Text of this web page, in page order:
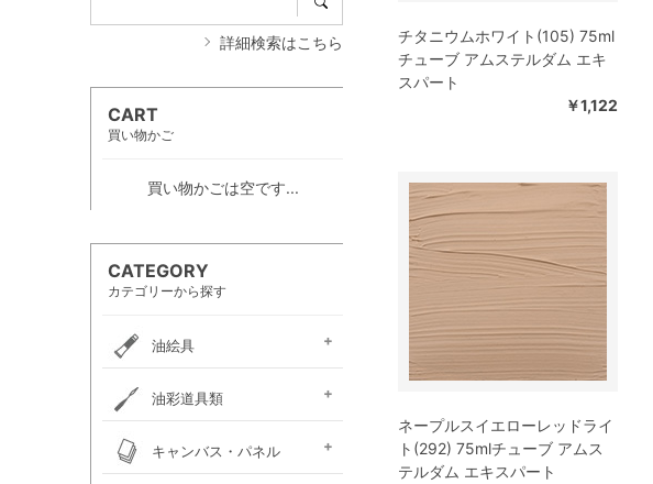
詳細検索はこちら
CART
買い物かご
買い物かごは空です...
CATEGORY
カテゴリーから探す
油絵具
お勧めセット
アーチスト油絵具
DUO水可溶性油絵具
ヴェルネ 高品位油絵具
ホルベイン画用液
スタンダードオイルカラー
クサカベ・専門家用油絵具
ミノー油絵具
ギルド油絵具
ラスター油絵具
クサカベ画用液
マツダ・スーパー油絵具
マツダ画用液
オイルカラー AOC
W＆N画用液
レンブラント油絵具
ヴァンゴッホ油絵具
ターレンス油絵具
ターレンス画用液
ターナー・マチソン油絵具
ターナー画溶液
油彩道具類
ペインティングナイフ
ペインティングナイフ
イタリアンアートナイフ
ペンチングナイフ
パレットナイフ
カタリスト
パレット
チューブ絞り
キャンバス・パネル
チタニウムホワイト(105) 75ml
チューブ アムステルダム エキ
スパート
￥1,122
ネープルスイエローレッドライ
ト(292) 75mlチューブ アムス
テルダム エキスパート